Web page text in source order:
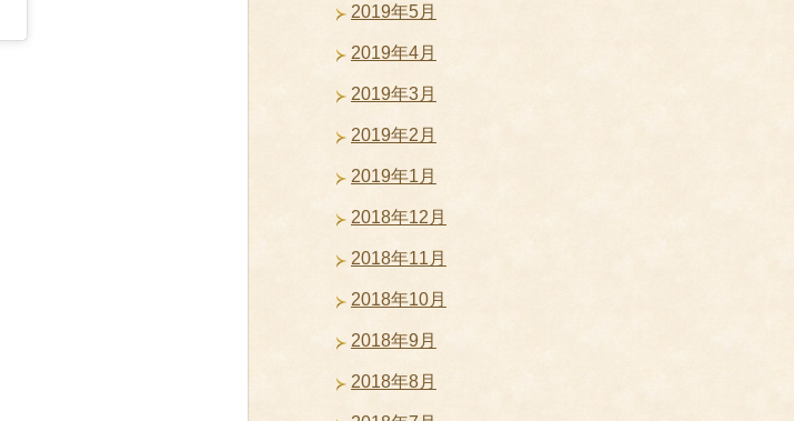
2019年5月
2019年4月
2019年3月
2019年2月
2019年1月
2018年12月
2018年11月
2018年10月
2018年9月
2018年8月